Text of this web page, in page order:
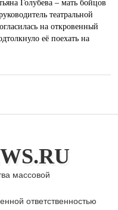
Голубева – мать бойцов
театральной
на откровенный
её поехать на
массовой
ответственностью